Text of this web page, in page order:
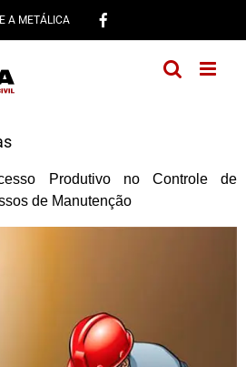
A METÁLICA
Produtivo no Controle de
de Manutenção